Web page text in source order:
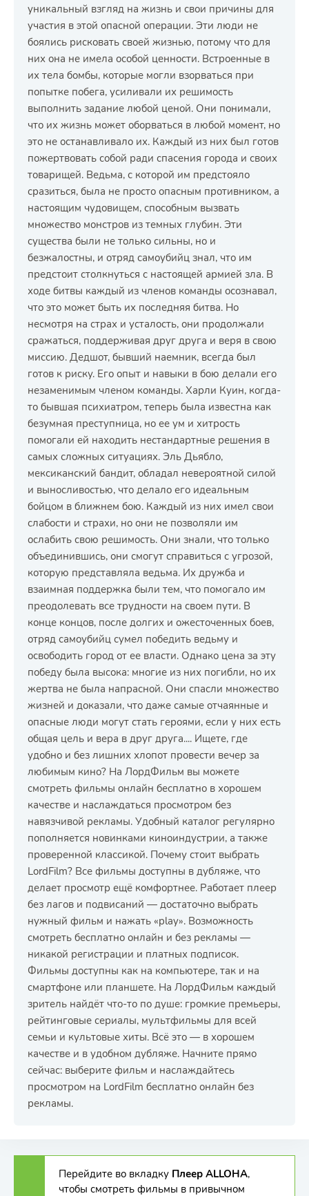
уникальный взгляд на жизнь и свои причины для
участия в этой опасной операции. Эти люди не
боялись рисковать своей жизнью, потому что для
них она не имела особой ценности. Встроенные в
их тела бомбы, которые могли взорваться при
попытке побега, усиливали их решимость
выполнить задание любой ценой. Они понимали,
что их жизнь может оборваться в любой момент, но
это не останавливало их. Каждый из них был готов
пожертвовать собой ради спасения города и своих
товарищей. Ведьма, с которой им предстояло
сразиться, была не просто опасным противником, а
настоящим чудовищем, способным вызвать
множество монстров из темных глубин. Эти
существа были не только сильны, но и
безжалостны, и отряд самоубийц знал, что им
предстоит столкнуться с настоящей армией зла. В
ходе битвы каждый из членов команды осознавал,
что это может быть их последняя битва. Но
несмотря на страх и усталость, они продолжали
сражаться, поддерживая друг друга и веря в свою
миссию. Дедшот, бывший наемник, всегда был
готов к риску. Его опыт и навыки в бою делали его
незаменимым членом команды. Харли Куин, когда-
то бывшая психиатром, теперь была известна как
безумная преступница, но ее ум и хитрость
помогали ей находить нестандартные решения в
самых сложных ситуациях. Эль Дьябло,
мексиканский бандит, обладал невероятной силой
и выносливостью, что делало его идеальным
бойцом в ближнем бою. Каждый из них имел свои
слабости и страхи, но они не позволяли им
ослабить свою решимость. Они знали, что только
объединившись, они смогут справиться с угрозой,
которую представляла ведьма. Их дружба и
взаимная поддержка были тем, что помогало им
преодолевать все трудности на своем пути. В
конце концов, после долгих и ожесточенных боев,
отряд самоубийц сумел победить ведьму и
освободить город от ее власти. Однако цена за эту
победу была высока: многие из них погибли, но их
жертва не была напрасной. Они спасли множество
жизней и доказали, что даже самые отчаянные и
опасные люди могут стать героями, если у них есть
общая цель и вера в друг друга.... Ищете, где
удобно и без лишних хлопот провести вечер за
любимым кино? На ЛордФильм вы можете
смотреть фильмы онлайн бесплатно в хорошем
качестве и наслаждаться просмотром без
навязчивой рекламы. Удобный каталог регулярно
пополняется новинками киноиндустрии, а также
проверенной классикой. Почему стоит выбрать
LordFilm? Все фильмы доступны в дубляже, что
делает просмотр ещё комфортнее. Работает плеер
без лагов и подвисаний — достаточно выбрать
нужный фильм и нажать «play». Возможность
смотреть бесплатно онлайн и без рекламы —
никакой регистрации и платных подписок.
Фильмы доступны как на компьютере, так и на
смартфоне или планшете. На ЛордФильм каждый
зритель найдёт что-то по душе: громкие премьеры,
рейтинговые сериалы, мультфильмы для всей
семьи и культовые хиты. Всё это — в хорошем
качестве и в удобном дубляже. Начните прямо
сейчас: выберите фильм и наслаждайтесь
просмотром на LordFilm бесплатно онлайн без
рекламы.
Перейдите во вкладку Плеер ALLOHA,
чтобы смотреть фильмы в привычном